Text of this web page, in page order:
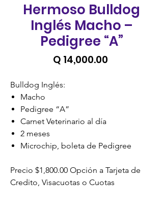
Hermoso Bulldog
Inglés Macho –
Pedigree “A”
Q 14,000.00Precio
Bulldog Inglés:
Macho
Pedigree “A”
Carnet Veterinario al día
2 meses
Microchip, boleta de Pedigree
Precio $1,800.00 Opción a Tarjeta de
Credito, Visacuotas o Cuotas